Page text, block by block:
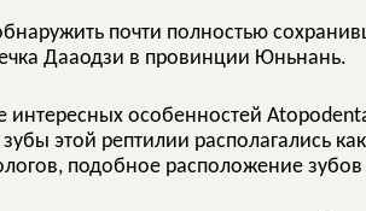
почти полностью
Дааодзи в провинции Юньнань.
интересных особенностей
этой рептилии располагались
подобное расположение